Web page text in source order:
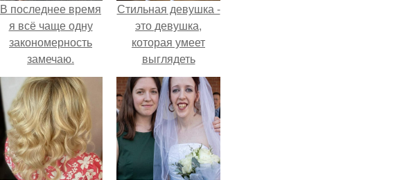
В последнее время
я всё чаще одну
закономерность
замечаю.
Стильная девушка -
это девушка,
которая умеет
выглядеть
привлекательно и
элегантно в любои
ситуации.